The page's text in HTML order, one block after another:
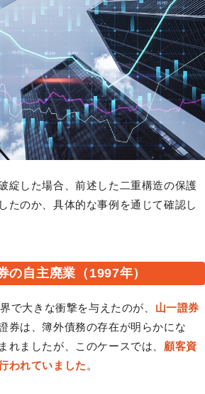
綻した場合、前述した二重構造の保護
たのか、具体的な事例を通じて確認し
の自主廃業（1997年）
で大きな衝撃を与えたのが、 山一證券
券は、簿外債務の存在が明らかにな
れましたが、このケースでは、 顧客資
われていました 。